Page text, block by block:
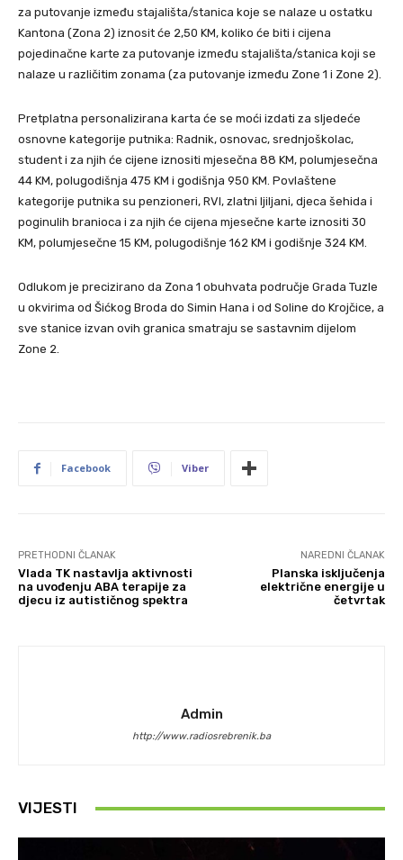
za putovanje između stajališta/stanica koje se nalaze u ostatku
Kantona (Zona 2) iznosit će 2,50 KM, koliko će biti i cijena
pojedinačne karte za putovanje između stajališta/stanica koji se
nalaze u različitim zonama (za putovanje između Zone 1 i Zone 2).
Pretplatna personalizirana karta će se moći izdati za sljedeće
osnovne kategorije putnika: Radnik, osnovac, srednjoškolac,
student i za njih će cijene iznositi mjesečna 88 KM, polumjesečna
44 KM, polugodišnja 475 KM i godišnja 950 KM. Povlaštene
kategorije putnika su penzioneri, RVI, zlatni ljiljani, djeca šehida i
poginulih branioca i za njih će cijena mjesečne karte iznositi 30
KM, polumjesečne 15 KM, polugodišnje 162 KM i godišnje 324 KM.
Odlukom je precizirano da Zona 1 obuhvata područje Grada Tuzle
u okvirima od Šićkog Broda do Simin Hana i od Soline do Krojčice, a
sve stanice izvan ovih granica smatraju se sastavnim dijelom
Zone 2.
Facebook Viber
PRETHODNI ČLANAK
Vlada TK nastavlja aktivnosti
na uvođenju ABA terapije za
djecu iz autističnog spektra
NAREDNI ČLANAK
Planska isključenja
električne energije u
četvrtak
Admin
http://www.radiosrebrenik.ba
VIJESTI